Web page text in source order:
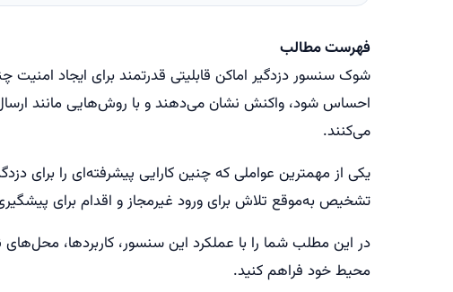
فهرست مطالب
شوک سنسور دزدگیر اماکن قابلیتی قدرتمند برای ایجاد
احساس شود، واکنش نشان می‌دهند و با روش‌هایی مانند
می‌کنند.
یکی از مهمترین عواملی که چنین کارایی پیشرفته‌ای را
تشخیص به‌موقع تلاش برای ورود غیرمجاز و اقدام برای
در این مطلب شما را با عملکرد این سنسور، کاربردها، محل‌های
محیط خود فراهم کنید.